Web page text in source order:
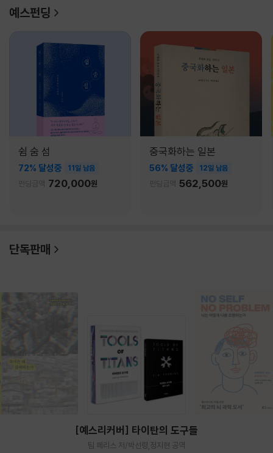
예스펀딩
쉼 숨 섬
72% 달성중 11일 남음
펀딩금액 720,000원
중국화하는 일본
56% 달성중 12일 남음
펀딩금액 562,500원
단독판매
[예스리커버] 타이탄의 도구들
팀 페리스 저/박선령,정지현 공역